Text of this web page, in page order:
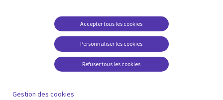
conditions juridiques
FAQ Carrières
Centre de gestion des
témoins
Personnaliser les cookies
Accepter tous les cookies
Refuser tous les cookies
Gestion des cookies